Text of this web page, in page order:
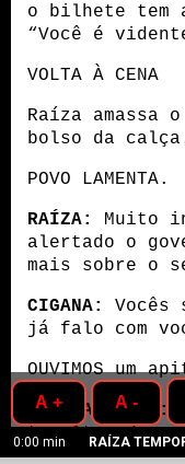
0:00 min RAÍZA
A + A -
o bilhete tem a
“Você é
VOLTA À CENA
Raíza amassa
bolso da
POVO LAMENTA.
RAÍZA:
Muito
alertado o
mais sobre o
CIGANA:
Vocês
já falo com
OUVIMOS um
GUARDA (O.S):
tumultuando a